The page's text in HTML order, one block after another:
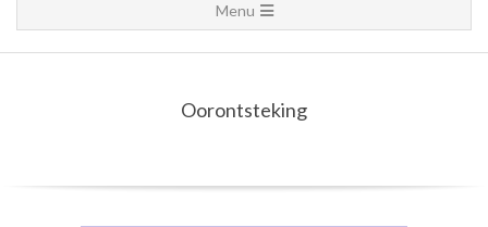
Navigation
Menu
Menu
Oorontsteking